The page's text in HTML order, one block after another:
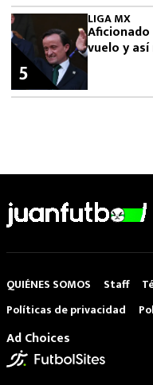
LIGA MX
vuelo y
5
QUIÉNES SOMOS Staff
Políticas de privacidad
Ad Choices